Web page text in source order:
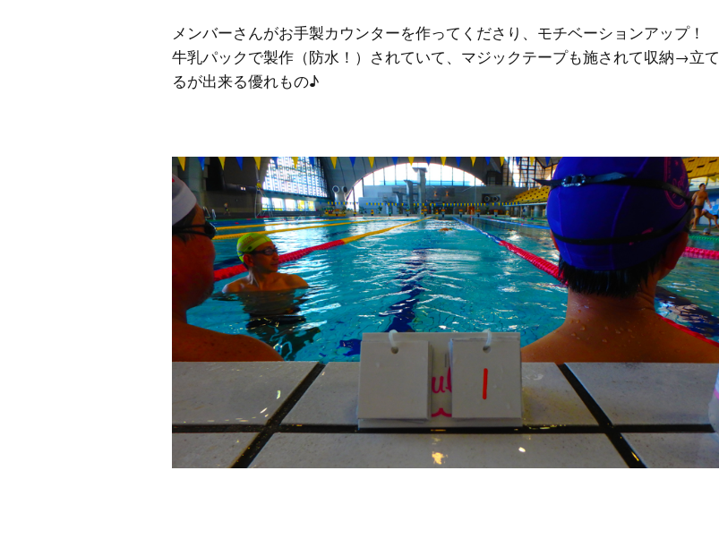
メンバーさんがお手製カウンターを作ってくださり、モチベーションアップ！
牛乳パックで製作（防水！）されていて、マジックテープも施されて収納→立て
るが出来る優れもの♪